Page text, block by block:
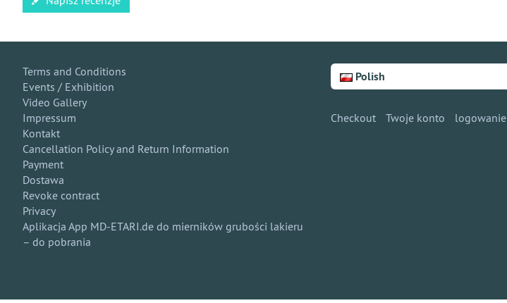
Terms and Conditions
Events / Exhibition
Video Gallery
Impressum
Kontakt
Cancellation Policy and Return Information
Payment
Dostawa
Revoke contract
Privacy
Aplikacja App MD-ETARI.de do mierników grubości lakieru
– do pobrania
Polish
Checkout Twoje konto logowanie